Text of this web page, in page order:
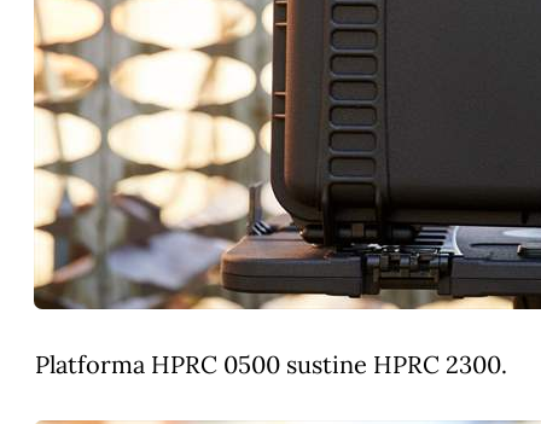
Platforma HPRC 0500 sustine HPRC 2300.